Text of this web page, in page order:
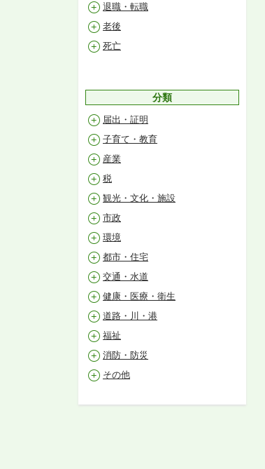
退職・転職
老後
死亡
分類
届出・証明
子育て・教育
産業
税
観光・文化・施設
市政
環境
都市・住宅
交通・水道
健康・医療・衛生
道路・川・港
福祉
消防・防災
その他